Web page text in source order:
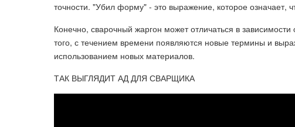
точности. "Убил форму" - это выражение, которое
Конечно, сварочный жаргон может отличаться в
того, с течением времени появляются новые термины и
использованием новых материалов.
ТАК ВЫГЛЯДИТ АД ДЛЯ СВАРЩИКА